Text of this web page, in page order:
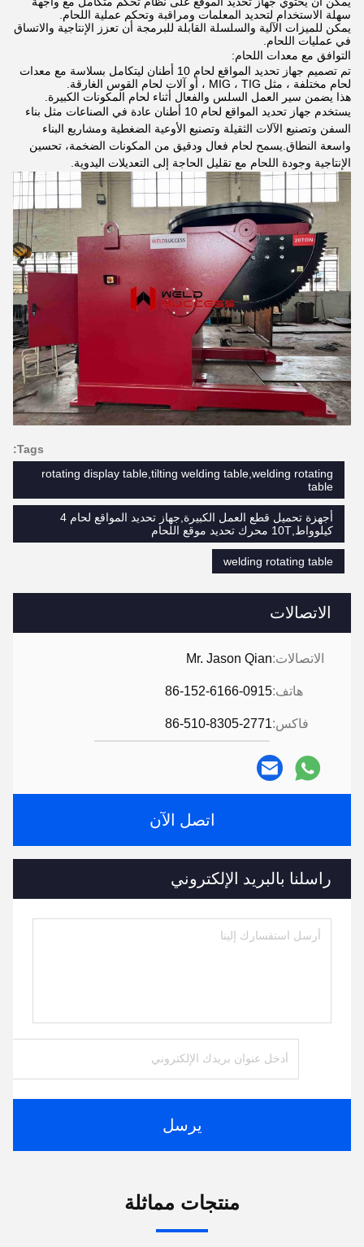
الاتصالات
الاتصالات:Mr. Jason Qian
هاتف:86-152-6166-0915
فاكس:86-510-8305-2771
اتصل الآن
راسلنا بالبريد الإلكتروني
يرسل
سهلة الاستخدام لتحديد المعلمات ومراقبة وتحكم عملية اللحام.
يمكن للميزات الآلية والسلسلة القابلة للبرمجة أن تعزز الإنتاجية والاتساق
في عمليات اللحام.
التوافق مع معدات اللحام:
تم تصميم جهاز تحديد المواقع لحام 10 أطنان ليتكامل بسلاسة مع معدات
لحام مختلفة ، مثل MIG ، TIG ، أو آلات لحام القوس الغارقة.
هذا يضمن سير العمل السلس والفعال أثناء لحام المكونات الكبيرة.
يستخدم جهاز تحديد المواقع لحام 10 أطنان عادة في الصناعات مثل بناء
السفن وتصنيع الآلات الثقيلة وتصنيع الأوعية الضغطية ومشاريع البناء
واسعة النطاق.يسمح لحام فعال ودقيق من المكونات الضخمة، تحسين
الإنتاجية وجودة اللحام مع تقليل الحاجة إلى التعديلات اليدوية.
Tags:
rotating display table,tilting welding table,welding rotating
table
أجهزة تحميل قطع العمل الكبيرة,جهاز تحديد المواقع لحام 4
كيلوواط,10T محرك تحديد موقع اللحام
welding rotating table
منتجات مماثلة